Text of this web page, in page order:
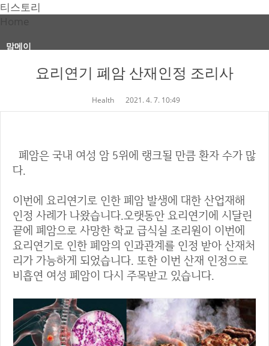
티스토리
맘메이
요리연기 폐암 산재인정 조리사
Health 2021. 4. 7. 10:49
폐암은 국내 여성 암 5위에 랭크될 만큼 환자 수가 많
다.
이번에 요리연기로 인한 폐암 발생에 대한 산업재해
인정 사례가 나왔습니다.오랫동안 요리연기에 시달린
끝에 폐암으로 사망한 학교 급식실 조리원이 이번에
요리연기로 인한 폐암의 인과관계를 인정 받아 산재처
리가 가능하게 되었습니다. 또한 이번 산재 인정으로
비흡연 여성 폐암이 다시 주목받고 있습니다.